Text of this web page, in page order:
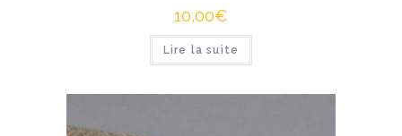
10,00€
Lire la suite